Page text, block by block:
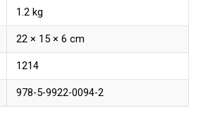
1.2 kg
22 × 15 × 6 cm
1214
978-5-9922-0094-2